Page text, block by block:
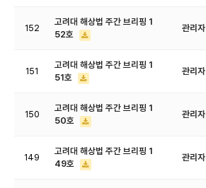
152
고려대 해상법 주간 브리핑 1
52호
관리자
151
고려대 해상법 주간 브리핑 1
51호
관리자
150
고려대 해상법 주간 브리핑 1
50호
관리자
149
고려대 해상법 주간 브리핑 1
49호
관리자